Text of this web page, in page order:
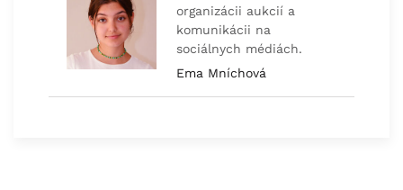
organizácii aukcií a
komunikácii na
sociálnych médiách.
Ema Mníchová